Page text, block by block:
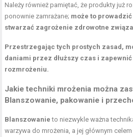
Należy również pamiętać, że produkty już
ponownie zamrażane; może to
stwarzać zagrożenie zdrowotne
Przestrzegając tych prostych zasad,
daniami przez dłuższy czas i
rozmrożeniu.
Jakie techniki mrożenia można
Blanszowanie, pakowanie i
Blanszowanie to niezwykle ważna
warzywa do mrożenia, a jej głównym